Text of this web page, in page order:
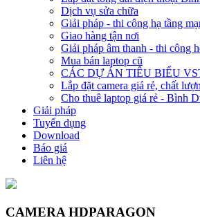
Dịch vụ sửa chữa
Giải pháp - thi công hạ tầng
Giao hàng tận nơi
Giải pháp âm thanh - thi công
Mua bán laptop cũ
CÁC DỰ ÁN TIÊU BIỂU
Lắp đặt camera giá rẻ, chất
Cho thuê laptop giá rẻ - Bình
Giải pháp
Tuyển dụng
Download
Báo giá
Liên hệ
CAMERA HDPARAGON